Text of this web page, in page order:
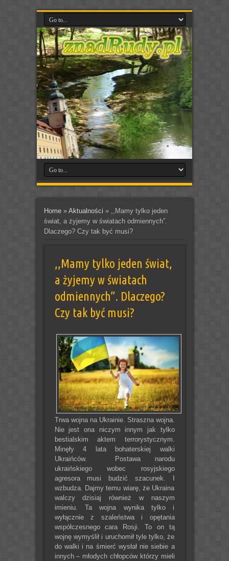
Home» Aktualności »
,,Mamy tylko jeden
świat, a żyjemy w światach odmiennych”.
Dlaczego? Czy tak być musi?
,,Mamy tylko jeden świat,
a żyjemy w światach
odmiennych”. Dlaczego?
Czy tak być musi?
Trwa wojna na Ukrainie. Straszna wojna.
Nie jest ona niczym innym jak tylko
bestialskim aktem terrorystycznym.
Minęły 4 lata bohaterskiej walki
Ukraińców. Postawa narodu
ukraińskiego wobec rosyjskiego
agresora musi budzić szacunek. I
wzbudza. Dajmy temu wiarę, że Ukraina
walczy dzisiaj również w naszym
imieniu. Ta wojna wynika tylko i
wyłącznie z szaleństwa i opętania
współczesnego cara Rosji. To on tą
wojnę wymyślił i uruchomił tyle tylko, że
do walki i na śmierć wysłał nie siebie a
innych – młodych chłopców którzy mieli